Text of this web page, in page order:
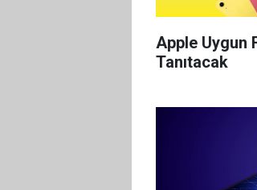
Apple Uygun
Tanıtacak